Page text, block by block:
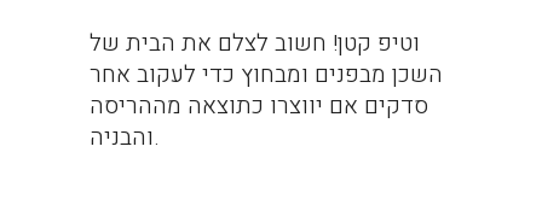
וטיפ קטן! חשוב לצלם את הבית של
השכן מבפנים ומבחוץ כדי לעקוב אחר
סדקים אם יווצרו כתוצאה מההריסה
והבניה.